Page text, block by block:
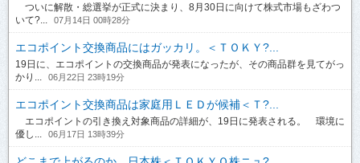
ついに解散・総選挙が正式に決まり、8月30日に向けて株式市場もざわつ
いて?...
07月14日 00時28分
エコポイント交換商品にはガッカリ。＜ＴＯＫＹ?...
19日に、エコポイントの交換商品が発表になったが、その商品群を見てがっ
かり...
06月22日 23時19分
エコポイント交換商品は家庭用ＬＥＤが候補＜Ｔ?...
エコポイントの引き換え対象商品の詳細が、19日に発表される。 環境に
優し...
06月17日 13時39分